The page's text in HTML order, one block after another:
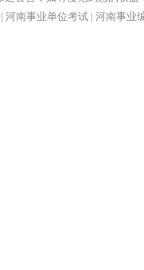
| 河南事业单位考试 | 河南事业